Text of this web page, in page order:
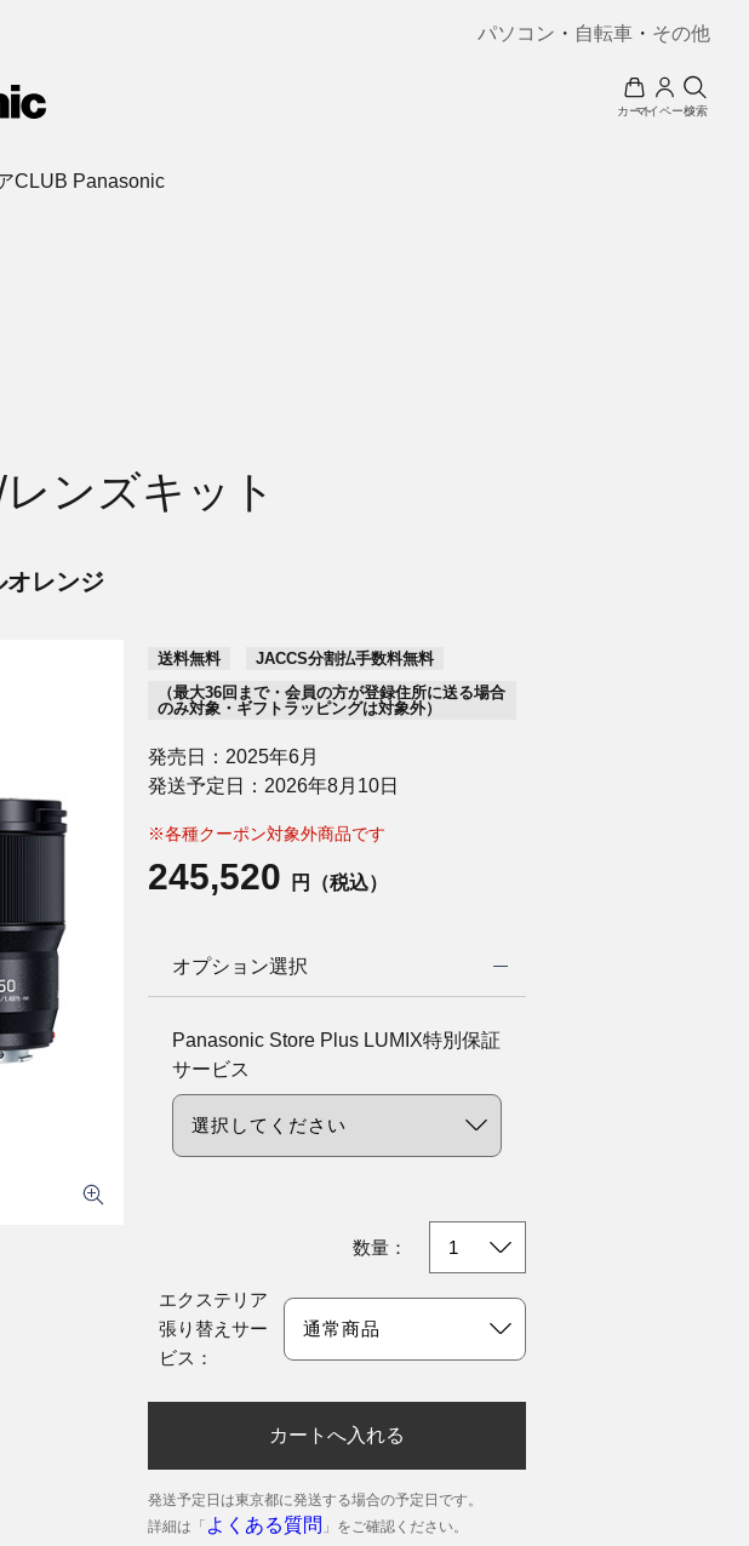
パソコン ・ 自転車 ・ その他
カートマイページ検索
CLUB Panasonic
ンズキット
オレンジ
送料無料
JACCS分割払手数料無料
（最大36回まで・会員の方が登録住所に送る場合
のみ対象・ギフトラッピングは対象外）
発売日：2025年6月
発送予定日：2026年8月10日
※各種クーポン対象外商品です
245,520 円（税込）
オプション選択
Panasonic Store Plus LUMIX特別保証
サービス
数量：
エクステリア
張り替えサー
ビス：
カートへ入れる
発送予定日は東京都に発送する場合の予定日です。
詳細は「 よくある質問 」をご確認ください。